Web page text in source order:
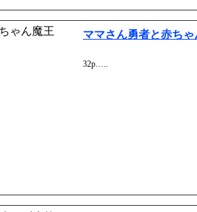
ママさん勇者と赤ちゃ
32p…..